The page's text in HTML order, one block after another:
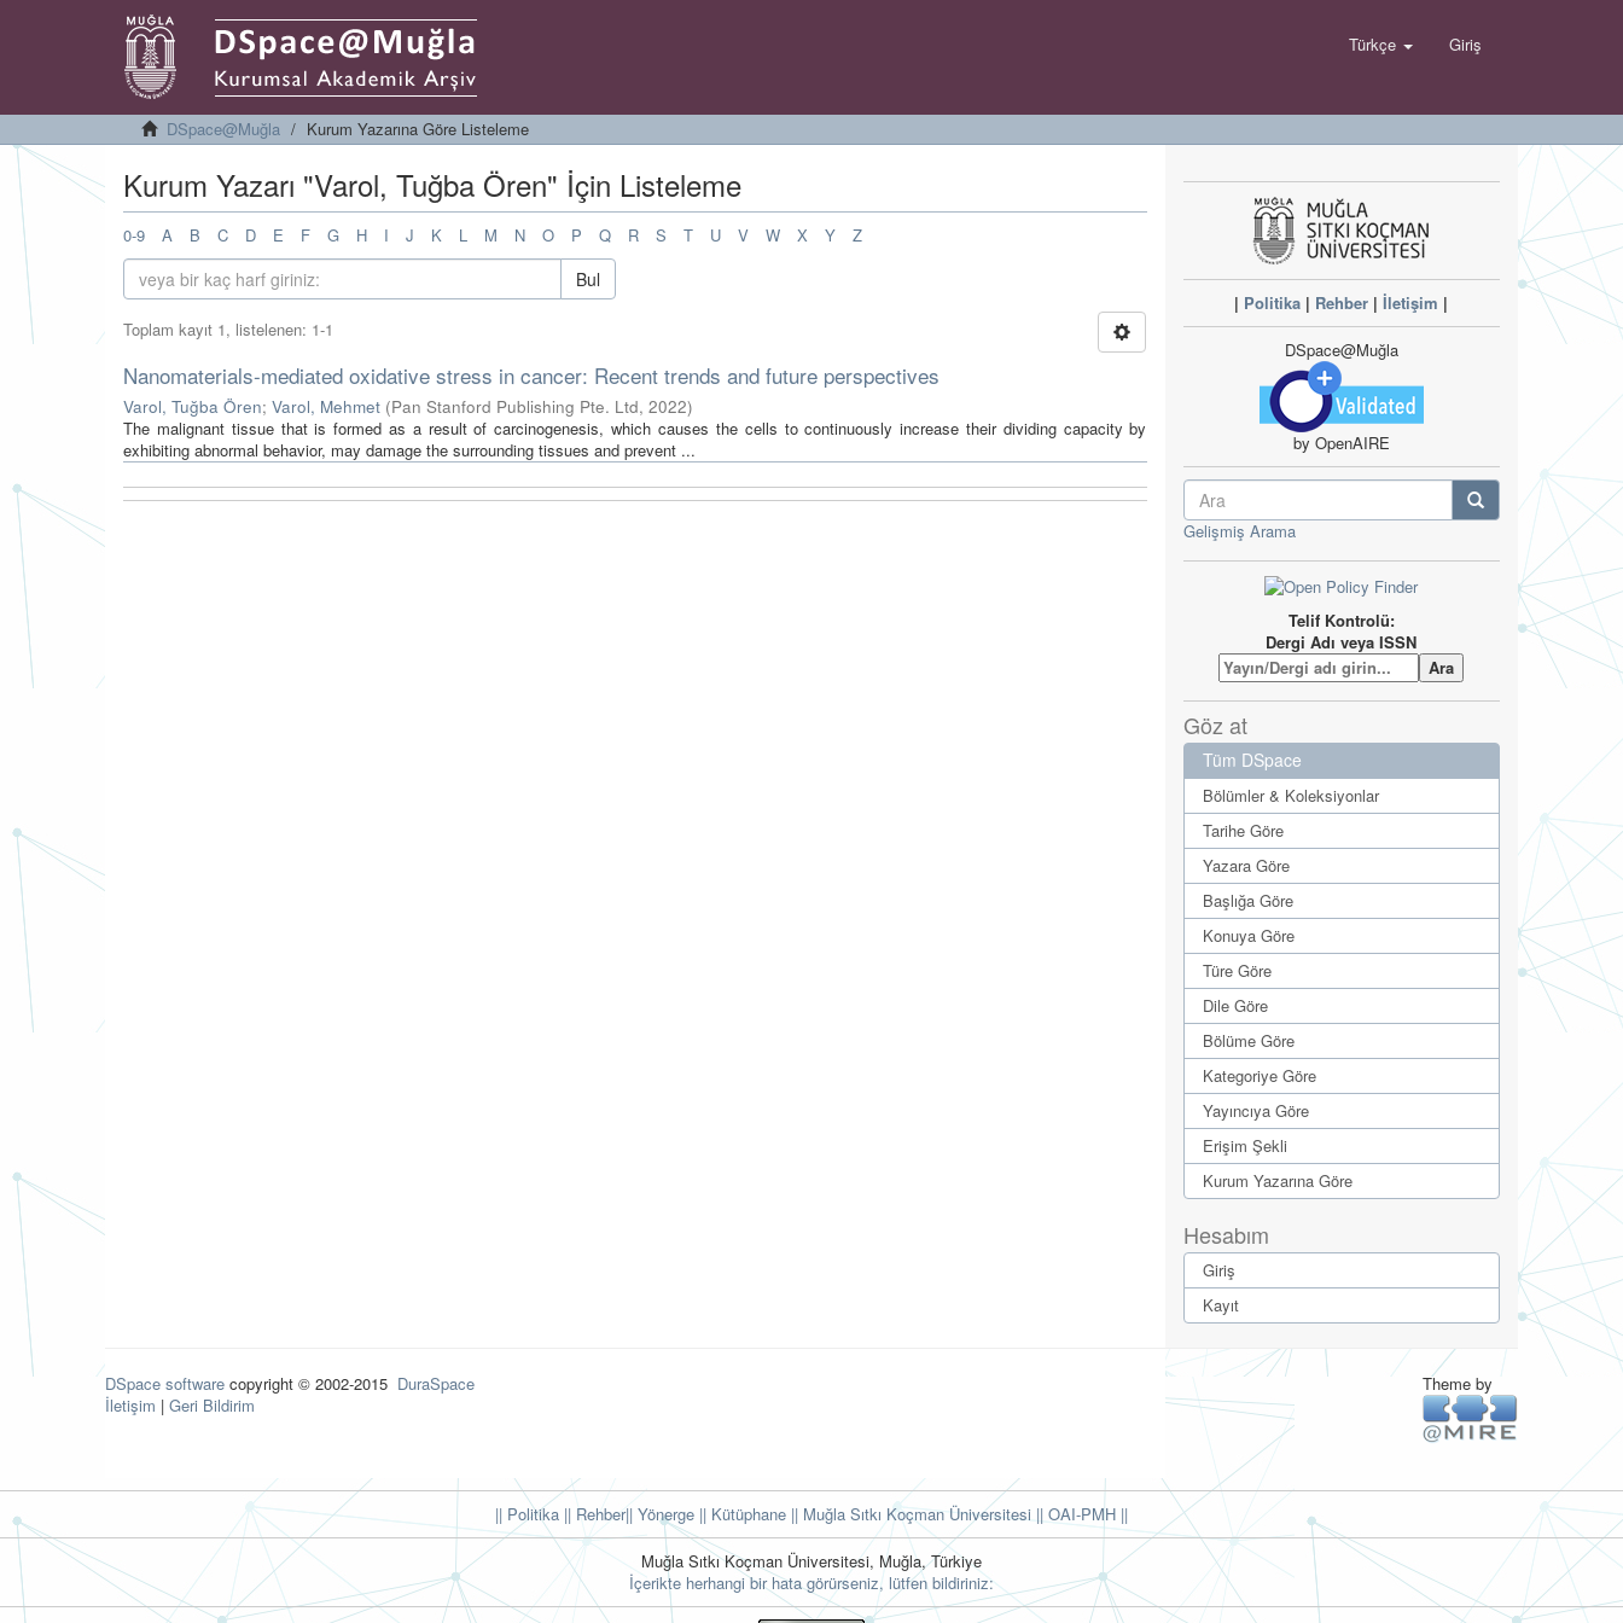
Türkçe Giriş
DSpace@Muğla Kurum Yazarına Göre Listeleme
Kurum Yazarı "Varol, Tuğba Ören" İçin Listeleme
0-9 A B C D E F G H I J K L M N O P Q R S T U V W X Y Z
Bul
Toplam kayıt 1, listelenen: 1-1
Nanomaterials-mediated oxidative stress in cancer: Recent trends and future perspectives
Varol, Tuğba Ören; Varol, Mehmet (Pan Stanford Publishing Pte. Ltd, 2022)
The malignant tissue that is formed as a result of carcinogenesis, which causes the cells to continuously increase their dividing capacity by
exhibiting abnormal behavior, may damage the surrounding tissues and prevent ...
| Politika | Rehber |İletişim |
DSpace@Muğla
by OpenAIRE
Gelişmiş Arama
Telif Kontrolü:
Dergi Adı veya ISSN
Göz at
Tüm DSpace
Bölümler & Koleksiyonlar
Tarihe Göre
Yazara Göre
Başlığa Göre
Konuya Göre
Türe Göre
Dile Göre
Bölüme Göre
Kategoriye Göre
Yayıncıya Göre
Erişim Şekli
Kurum Yazarına Göre
Hesabım
Giriş
Kayıt
DSpace software copyright © 2002-2015 DuraSpace
İletişim | Geri Bildirim
Theme by
|| Politika || Rehber|| Yönerge || Kütüphane || Muğla Sıtkı Koçman Üniversitesi || OAI-PMH ||
Muğla Sıtkı Koçman Üniversitesi, Muğla, Türkiye
İçerikte herhangi bir hata görürseniz, lütfen bildiriniz: